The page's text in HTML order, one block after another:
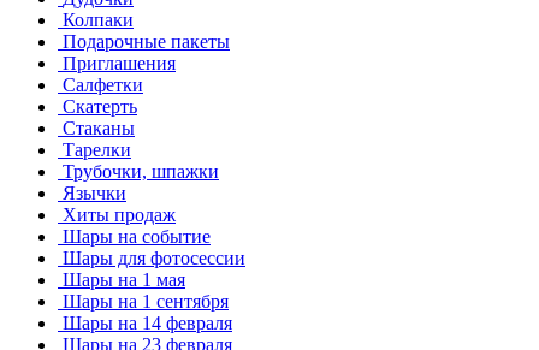
Колпаки
Подарочные пакеты
Приглашения
Салфетки
Скатерть
Стаканы
Тарелки
Трубочки, шпажки
Язычки
Хиты продаж
Шары на событие
Шары для фотосессии
Шары на 1 мая
Шары на 1 сентября
Шары на 14 февраля
Шары на 23 февраля